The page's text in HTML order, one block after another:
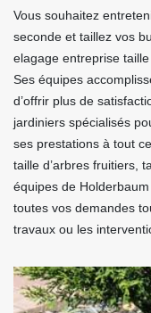
Vous souhaitez
seconde et taillez vos
elagage entreprise
Ses équipes
d’offrir plus de
jardiniers spécialisés
ses prestations à tout
taille d’arbres fruitiers,
équipes de
toutes vos demandes
travaux ou les